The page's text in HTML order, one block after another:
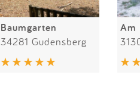
Baumgarten
34281 Gudensberg
Am